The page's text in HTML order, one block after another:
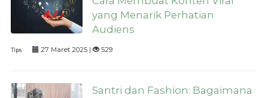
yang Menarik Perhatian
Audiens
Tips 27 Maret 2025 | 529
Santri dan Fashion: Bagaimana